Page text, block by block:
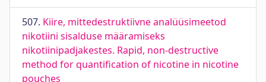
507. Kiire, mittedestruktiivne analüüsimeetod
nikotiini sisalduse määramiseks
nikotiinipadjakestes. Rapid, non-destructive
method for quantification of nicotine in nicotine
pouches